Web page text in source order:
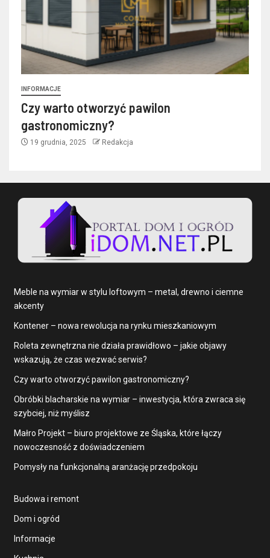
INFORMACJE
Czy warto otworzyć pawilon
gastronomiczny?
19 grudnia, 2025 Redakcja
Meble na wymiar w stylu loftowym – metal, drewno i ciemne
akcenty
Kontener – nowa rewolucja na rynku mieszkaniowym
Roleta zewnętrzna nie działa prawidłowo – jakie objawy
wskazują, że czas wezwać serwis?
Czy warto otworzyć pawilon gastronomiczny?
Obróbki blacharskie na wymiar – inwestycja, która zwraca się
szybciej, niż myślisz
Małro Projekt – biuro projektowe ze Śląska, które łączy
nowoczesność z doświadczeniem
Pomysły na funkcjonalną aranżację przedpokoju
Budowa i remont
Dom i ogród
Informacje